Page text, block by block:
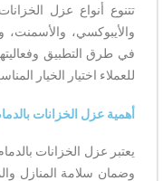
تتنوع أنواع عزل
والأيبوكسي،
في طرق التطبيق
للعملاء اختيار الخيار
أهمية عزل الخزانات
يعتبر عزل الخزانات
وضمان سلامة المنازل